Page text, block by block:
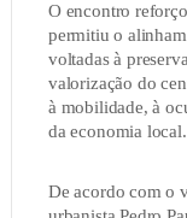
O encontro
permitiu o
voltadas à
valorização do
à mobilidade, à
da economia local.
De acordo com o